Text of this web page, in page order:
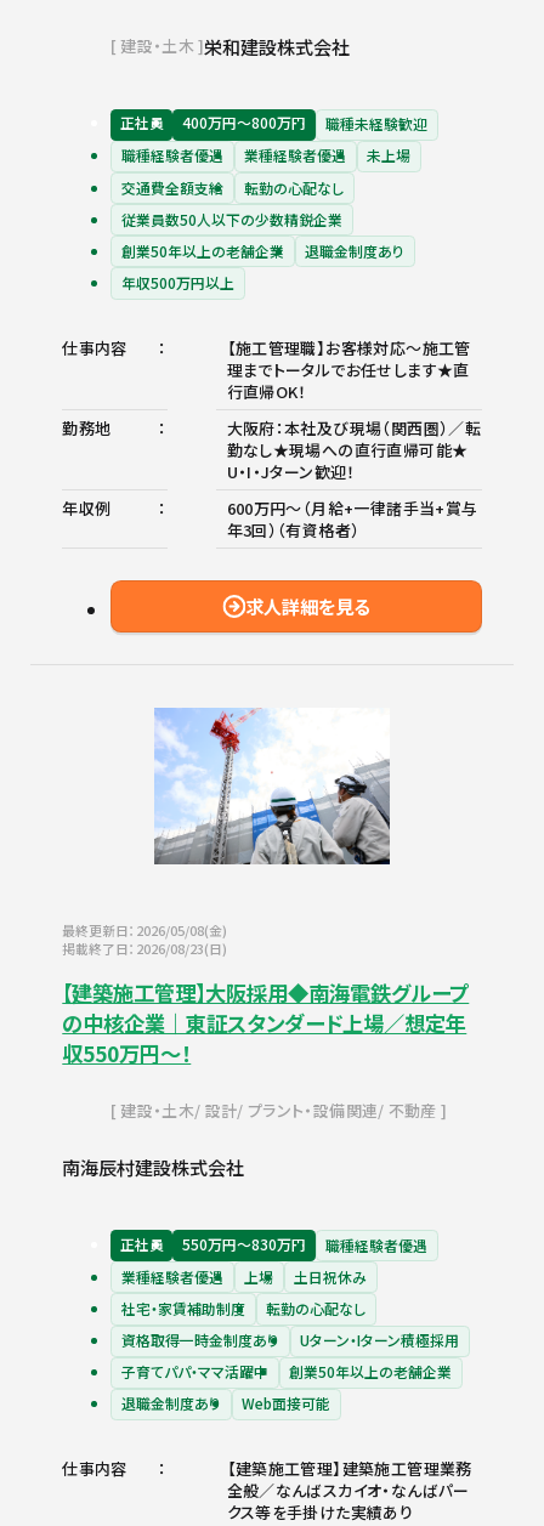
建設・土木 栄和建設株式会社
正社員 400万円〜800万円
職種未経験歓迎
職種経験者優遇
業種経験者優遇
未上場
交通費全額支給
転勤の心配なし
従業員数50人以下の少数精鋭企業
創業50年以上の老舗企業
退職金制度あり
年収500万円以上
仕事内容
【施工管理職】お客様対応～施工管
理までトータルでお任せします★直
行直帰OK！
勤務地
大阪府：本社及び現場（関西圏）／転
勤なし★現場への直行直帰可能★
U・I・Jターン歓迎！
年収例
600万円～（月給+一律諸手当+賞与
年3回）（有資格者）
求人詳細を見る
最終更新日：2026/05/08(金)
掲載終了日：2026/08/23(日)
【建築施工管理】大阪採用◆南海電鉄グループ
の中核企業｜東証スタンダード上場／想定年
収550万円～！
建設・土木 設計 プラント・設備関連 不動産
南海辰村建設株式会社
正社員 550万円〜830万円
職種経験者優遇
業種経験者優遇
上場
土日祝休み
社宅・家賃補助制度
転勤の心配なし
資格取得一時金制度あり
Uターン・Iターン積極採用
子育てパパ・ママ活躍中
創業50年以上の老舗企業
退職金制度あり
Web面接可能
仕事内容
【建築施工管理】建築施工管理業務
全般／なんばスカイオ・なんばパー
クス等を手掛けた実績あり